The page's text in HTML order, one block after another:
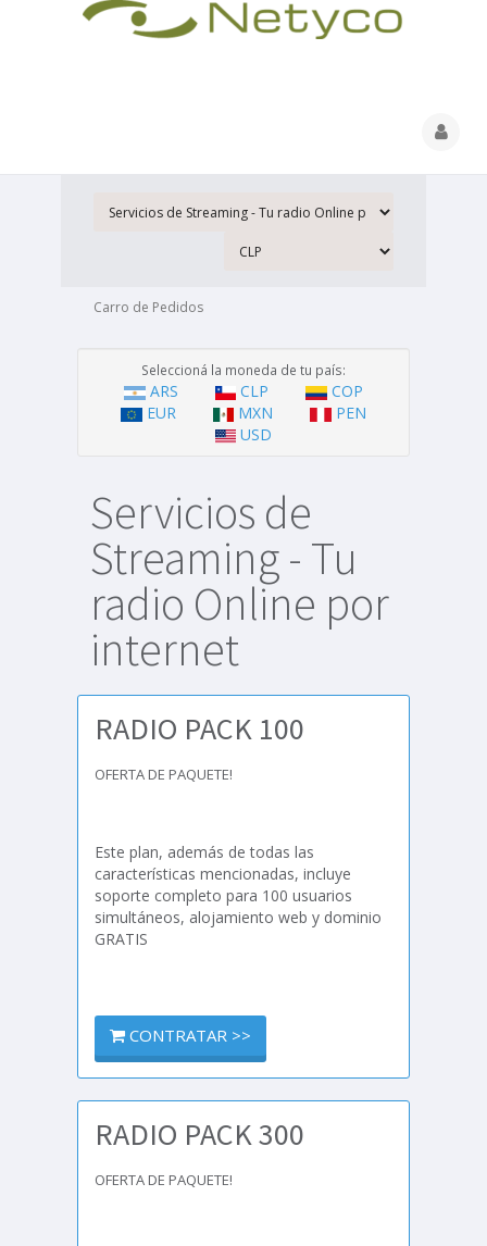
Carro de Pedidos
Seleccioná la moneda de tu país:
ARS CLP
COP
EUR
MXN
PEN
USD
Servicios de
Streaming - Tu
radio Online por
internet
RADIO PACK 100
OFERTA DE PAQUETE!
Este plan, además de todas las
características mencionadas, incluye
soporte completo para 100 usuarios
simultáneos, alojamiento web y dominio
GRATIS
CONTRATAR >>
RADIO PACK 300
OFERTA DE PAQUETE!